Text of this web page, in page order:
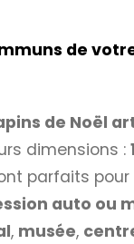
de
de Noël
dimensions :
parfaits
auto ou
, musée,